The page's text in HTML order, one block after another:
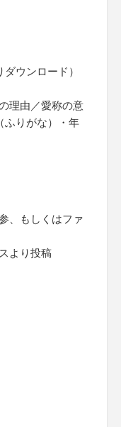
ウンロード）
理由／愛称の意
ふりがな）・年
、もしくはファ
より投稿